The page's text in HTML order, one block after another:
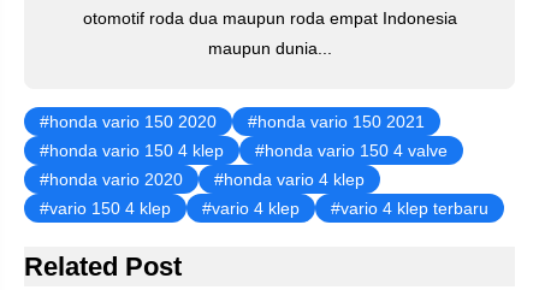
otomotif roda dua maupun roda empat Indonesia
maupun dunia...
honda vario 150 2020
honda vario 150 2021
honda vario 150 4 klep
honda vario 150 4 valve
honda vario 2020
honda vario 4 klep
vario 150 4 klep
vario 4 klep vario 4 klep terbaru
Related Post